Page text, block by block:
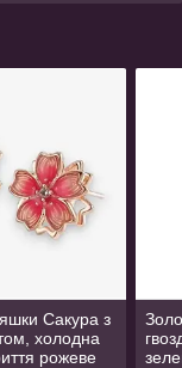
Сакура з
холодна
рожеве